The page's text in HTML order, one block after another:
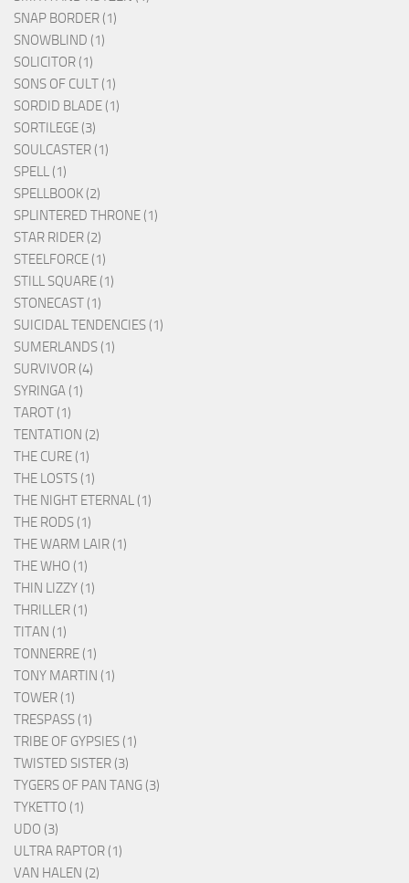
SNAP BORDER (1)
SNOWBLIND (1)
SOLICITOR (1)
SONS OF CULT (1)
SORDID BLADE (1)
SORTILEGE (3)
SOULCASTER (1)
SPELL (1)
SPELLBOOK (2)
SPLINTERED THRONE (1)
STAR RIDER (2)
STEELFORCE (1)
STILL SQUARE (1)
STONECAST (1)
SUICIDAL TENDENCIES (1)
SUMERLANDS (1)
SURVIVOR (4)
SYRINGA (1)
TAROT (1)
TENTATION (2)
THE CURE (1)
THE LOSTS (1)
THE NIGHT ETERNAL (1)
THE RODS (1)
THE WARM LAIR (1)
THE WHO (1)
THIN LIZZY (1)
THRILLER (1)
TITAN (1)
TONNERRE (1)
TONY MARTIN (1)
TOWER (1)
TRESPASS (1)
TRIBE OF GYPSIES (1)
TWISTED SISTER (3)
TYGERS OF PAN TANG (3)
TYKETTO (1)
UDO (3)
ULTRA RAPTOR (1)
VAN HALEN (2)